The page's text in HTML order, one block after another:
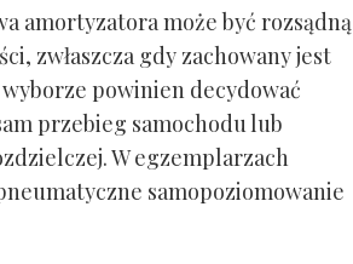
amortyzatora może być rozsądną
zwłaszcza gdy zachowany jest
powinien decydować
przebieg samochodu lub
W egzemplarzach
samopoziomowanie